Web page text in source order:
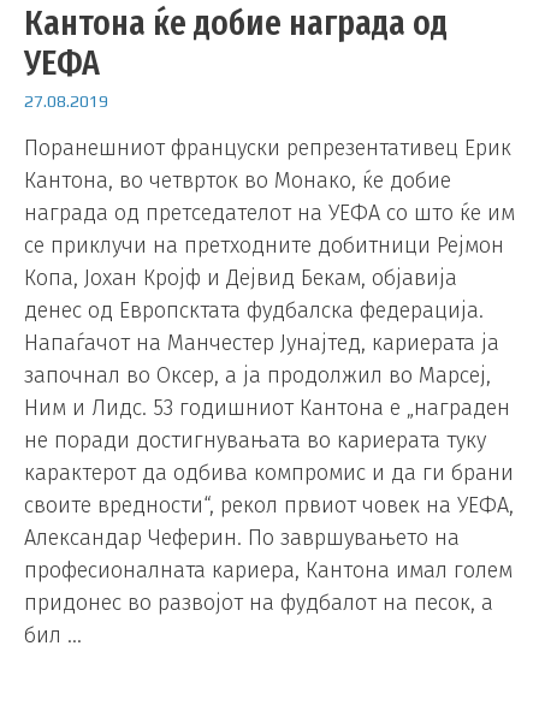
Кантона ќе добие награда од
УЕФА
27.08.2019
Поранешниот француски репрезентативец Ерик
Кантона, во четврток во Монако, ќе добие
награда од претседателот на УЕФА со што ќе им
се приклучи на претходните добитници Рејмон
Копа, Јохан Кројф и Дејвид Бекам, објавија
денес од Европсктата фудбалска федерација.
Напаѓачот на Манчестер Јунајтед, кариерата ја
започнал во Оксер, а ја продолжил во Марсеј,
Ним и Лидс. 53 годишниот Кантона е „награден
не поради достигнувањата во кариерата туку
карактерот да одбива компромис и да ги брани
своите вредности“, рекол првиот човек на УЕФА,
Александар Чеферин. По завршувањето на
професионалната кариера, Кантона имал голем
придонес во развојот на фудбалот на песок, а
бил …